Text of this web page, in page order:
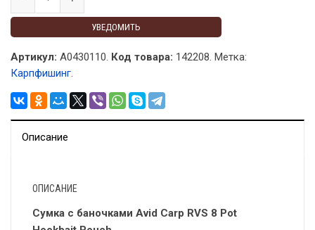
УВЕДОМИТЬ
Артикул: A0430110. Код товара: 142208. Метка:
Карпфишинг.
Описание
ОПИСАНИЕ
Сумка с баночками Avid Carp RVS 8 Pot